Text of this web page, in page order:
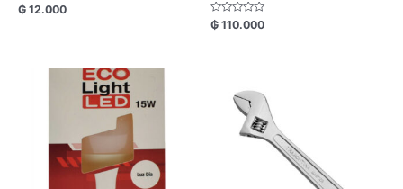
Valorado
con
₲ 12.000
Valorado
con
₲ 110.000